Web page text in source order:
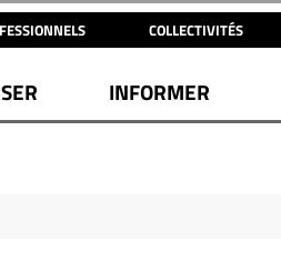
COLLECTIVITÉS
INFORMER